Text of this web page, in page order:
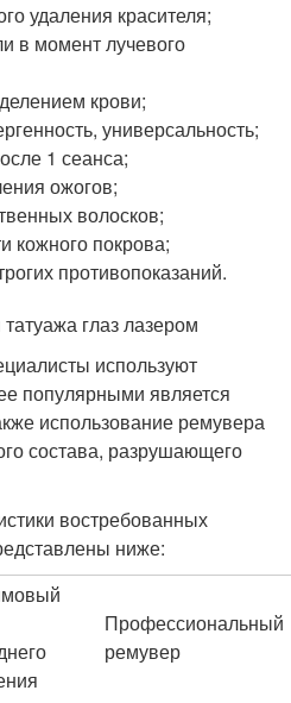
удаления красителя;
в момент лучевого
крови;
универсальность;
1 сеанса;
ожогов;
волосков;
кожного покрова;
противопоказаний.
глаз лазером
используют
популярными является
использование ремувера
состава, разрушающего
востребованных
ниже:
Профессиональный
ремувер